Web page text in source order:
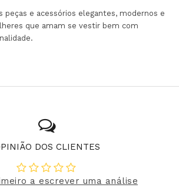
peças e acessórios elegantes, modernos e
que amam se vestir bem com
DOS CLIENTES
a escrever uma análise